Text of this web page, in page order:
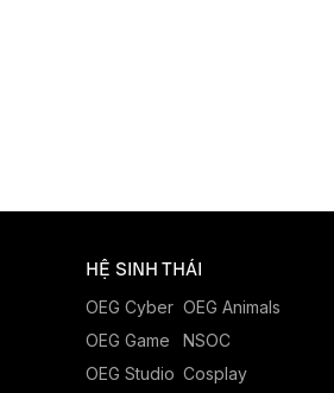
HỆ SINH THÁI
OEG Cyber
OEG Game
OEG Studio
OEG Animals
NSOC
Cosplay